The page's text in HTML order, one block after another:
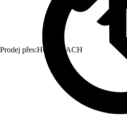
Prodej přes:HORNBACH